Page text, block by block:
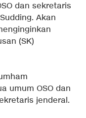
dan sekretaris
Akan
(SK)
umum OSO dan
jenderal.